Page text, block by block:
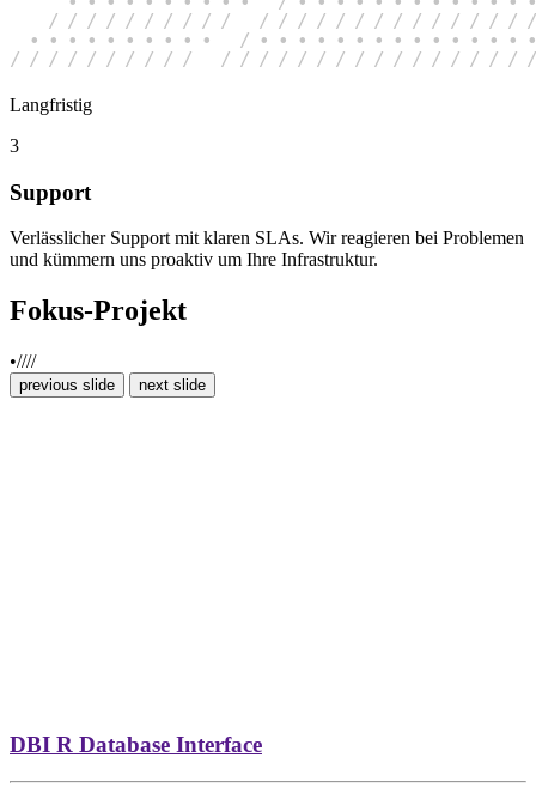
Langfristig
3
Support
Verlässlicher Support mit klaren SLAs. Wir reagieren bei Problemen
und kümmern uns proaktiv um Ihre Infrastruktur.
Fokus-Projekt
previous slide next slide
DBI R Database Interface